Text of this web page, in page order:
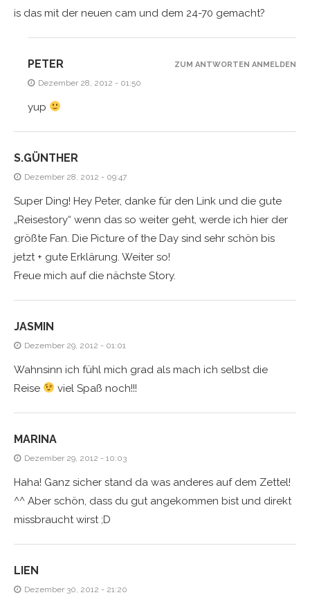
is das mit der neuen cam und dem 24-70 gemacht?
PETER
Dezember 28, 2012 - 01:50
yup
ZUM ANTWORTEN ANMELDEN
S.GÜNTHER
Dezember 28, 2012 - 09:47
Super Ding! Hey Peter, danke für den Link und die gute
„Reisestory“ wenn das so weiter geht, werde ich hier der
größte Fan. Die Picture of the Day sind sehr schön bis
jetzt + gute Erklärung. Weiter so!
Freue mich auf die nächste Story.
JASMIN
Dezember 29, 2012 - 01:01
Wahnsinn ich fühl mich grad als mach ich selbst die
Reise
viel Spaß noch!!!
MARINA
Dezember 29, 2012 - 10:03
Haha! Ganz sicher stand da was anderes auf dem Zettel!
^^ Aber schön, dass du gut angekommen bist und direkt
missbraucht wirst ;D
LIEN
Dezember 30, 2012 - 21:20